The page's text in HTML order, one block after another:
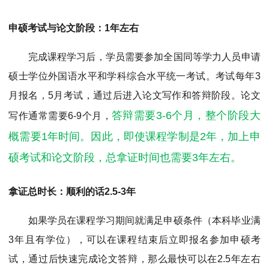
申硕考试与论文阶段：1年左右
完成课程学习后，学员需要参加全国同等学力人员申请
硕士学位外国语水平和学科综合水平统一考试。考试每年3
月报名，5月考试，通过后进入论文写作和答辩阶段。论文
写作通常需要6-9个月，答辩需要3-6个月，整个阶段大
概需要1年时间。因此，即使课程学制是2年，加上申
硕考试和论文阶段，总拿证时间也需要3年左右。
拿证总时长：顺利的话2.5-3年
如果学员在课程学习期间就满足申硕条件（本科毕业满
3年且有学位），可以在课程结束后立即报名参加申硕考
试，通过后快速完成论文答辩，那么最快可以在2.5年左右